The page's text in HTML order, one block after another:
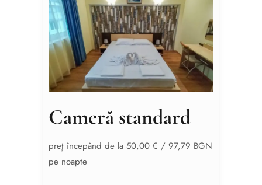
Cameră standard
preţ începând de la 50,00 € / 97,79 BGN
pe noapte